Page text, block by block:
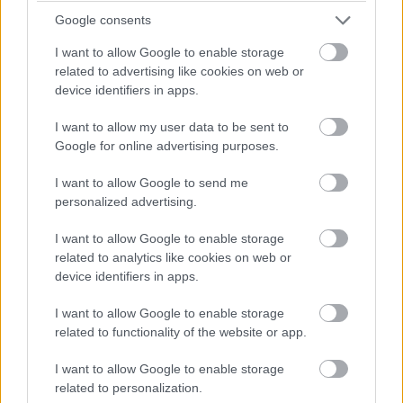
Google consents
I want to allow Google to enable storage
related to advertising like cookies on web or
device identifiers in apps.
I want to allow my user data to be sent to
Google for online advertising purposes.
I want to allow Google to send me
personalized advertising.
I want to allow Google to enable storage
related to analytics like cookies on web or
device identifiers in apps.
I want to allow Google to enable storage
related to functionality of the website or app.
I want to allow Google to enable storage
related to personalization.
Akárhogy számolom, a két WRT-nek még két-két
kiállása lesz, hacsak nem jön egy hosszabb megszakítás,
lassú zóna, safety car, vagy ilyesmi.
Brundle hozza majd a célba a P2 5-6. helyéért
harcoló lengyel autót. Nagyon szép versenyt teljesített az
Inter Europol, minden elismerést megérdemelnek.
Amit viszont le lehetne, az Frijns 10 másodperces
hátránya Yifeijel szemben... Csakhogy van valami baj a #31-es
WRT emelőjével, így az utolsó kerékcserénél valamennyit
biztosan veszítenek majd.